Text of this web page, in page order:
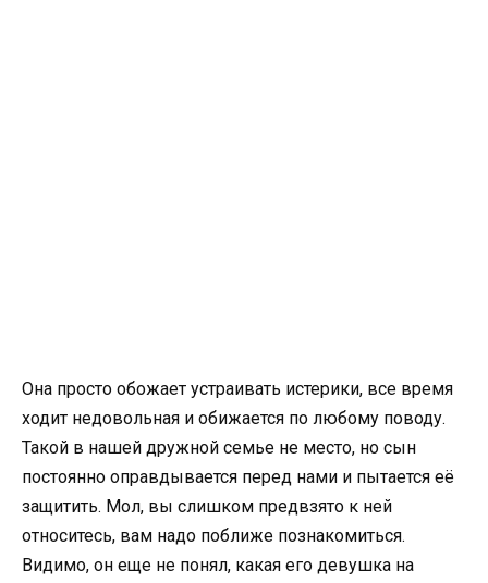
Она просто обожает устраивать истерики, все время
ходит недовольная и обижается по любому поводу.
Такой в нашей дружной семье не место, но сын
постоянно оправдывается перед нами и пытается её
защитить. Мол, вы слишком предвзято к ней
относитесь, вам надо поближе познакомиться.
Видимо, он еще не понял, какая его девушка на